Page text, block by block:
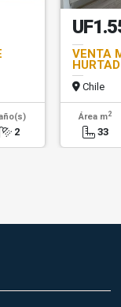
2
VENTA
Chile
Área m2
33